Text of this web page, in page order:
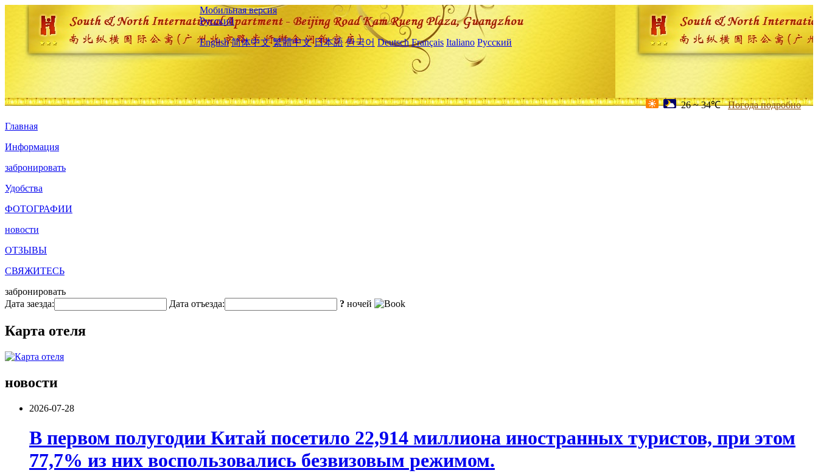
Мобильная версия
Русский
English 简体中文 繁體中文 日本語 한국어 Deutsch Français Italiano Русский
26 ~ 34℃ Погода подробно
Главная
Информация
забронировать
Удобства
ФОТОГРАФИИ
новости
ОТЗЫВЫ
СВЯЖИТЕСЬ
забронировать
Дата заезда:
Дата отъезда: ? ночей
Карта отеля
новости
2026-07-28
В первом полугодии Китай посетило 22,914 миллиона иностранных туристов, при этом
77,7% из них воспользовались безвизовым режимом.